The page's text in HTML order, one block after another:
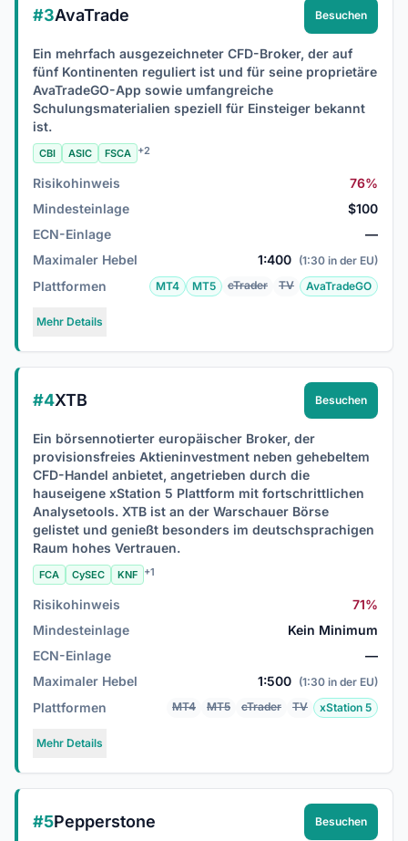
#3AvaTrade Besuchen
Ein mehrfach ausgezeichneter CFD-Broker, der auf
fünf Kontinenten reguliert ist und für seine proprietäre
AvaTradeGO-App sowie umfangreiche
Schulungsmaterialien speziell für Einsteiger bekannt
ist.
CBI ASIC FSCA +2
Risikohinweis
76%
Mindesteinlage
$100
ECN-Einlage
—
Maximaler Hebel
1:400 (1:30 in der EU)
Plattformen MT4 MT5 cTrader TV AvaTradeGO
Mehr Details
#4XTB Besuchen
Ein börsennotierter europäischer Broker, der
provisionsfreies Aktieninvestment neben gehebeltem
CFD-Handel anbietet, angetrieben durch die
hauseigene xStation 5 Plattform mit fortschrittlichen
Analysetools. XTB ist an der Warschauer Börse
gelistet und genießt besonders im deutschsprachigen
Raum hohes Vertrauen.
FCA CySEC KNF +1
Risikohinweis
71%
Mindesteinlage
Kein Minimum
ECN-Einlage
—
Maximaler Hebel
1:500 (1:30 in der EU)
Plattformen MT4 MT5 cTrader TV xStation 5
Mehr Details
#5Pepperstone Besuchen